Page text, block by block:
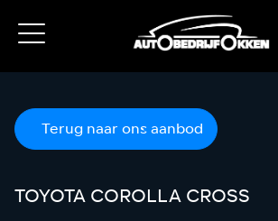
Terug naar ons aanbod
TOYOTA COROLLA CROSS